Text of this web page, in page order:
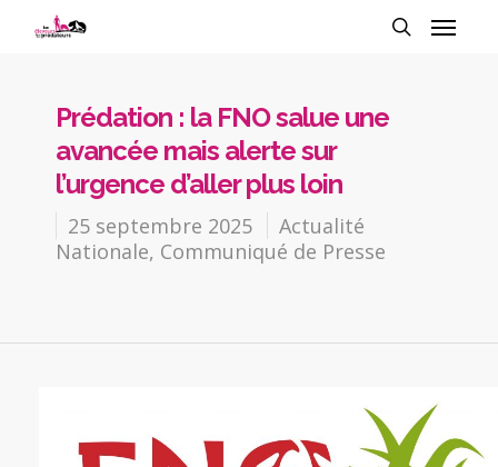
Prédation : la FNO salue une
avancée mais alerte sur
l’urgence d’aller plus loin
25 septembre 2025
Actualité
Nationale, Communiqué de Presse